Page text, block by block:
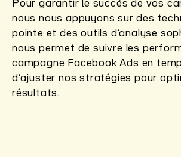
Pour garantir le succès de vos
nous nous appuyons sur des
pointe et des outils d’analyse
nous permet de suivre les
campagne Facebook Ads en
d’ajuster nos stratégies pour
résultats.